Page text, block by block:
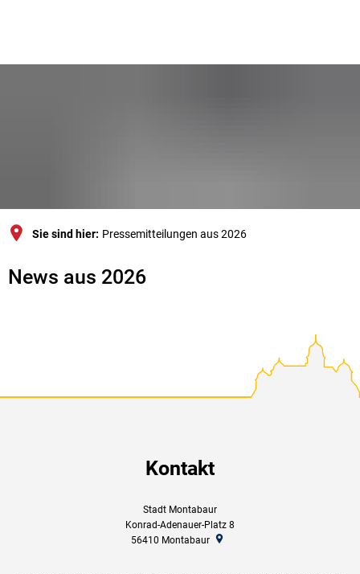
Sie sind hier: Pressemitteilungen aus 2026
Pressemitteilungen
News aus 2026
Kontakt
Stadt Montabaur
Konrad-Adenauer-Platz 8
56410 Montabaur